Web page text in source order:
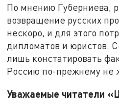
По мнению Губерниева,
возвращение русских
нескоро, и для этого
дипломатов и юристов.
лишь констатировать
Россию по-прежнему не
Уважаемые